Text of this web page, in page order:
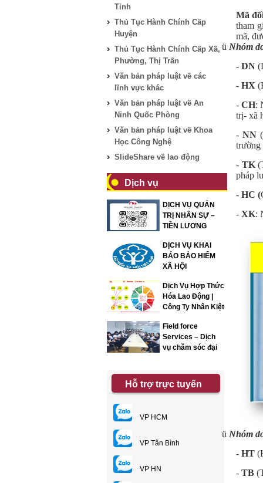
Tỉnh
Thủ Tục Hành Chính Cấp
Huyện
Thủ Tục Hành Chính Cấp Xã,
Phường, Thị Trấn
Văn bản pháp luật về các
lĩnh vực khác
Văn bản pháp luật về An
Ninh Quốc Phòng
Văn bản pháp luật về Khoa
Học Công Nghệ
SlideShare về lao động
Dịch vụ
DỊCH VỤ QUẢN
TRỊ NHÂN SỰ –
TIỀN LƯƠNG
DỊCH VỤ KHAI
BÁO BẢO HIỂM
XÃ HỘI
Dịch Vụ Hợp Thức
Hóa Lao Động |
Công Ty Nhân Kiệt
Field force
Services – Dịch
vụ chăm sóc đại
Hỗ trợ trực tuyến
VP HCM
VP Tân Bình
VP HN
Mã
tham
mã,
ü Nhóm
- DN
- HX
-CH:
trị- xã
- NN
trường
- TK
pháp
- HC (
- XK:
ü Nhóm
- HT
- TB